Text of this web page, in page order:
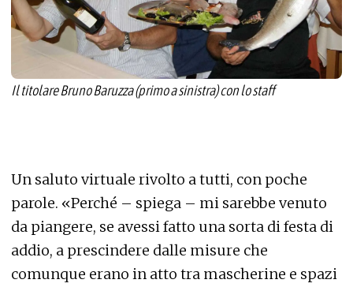
Il titolare Bruno Baruzza (primo a sinistra) con lo staff
Un saluto virtuale rivolto a tutti, con poche
parole. «Perché – spiega – mi sarebbe venuto
da piangere, se avessi fatto una sorta di festa di
addio, a prescindere dalle misure che
comunque erano in atto tra mascherine e spazi